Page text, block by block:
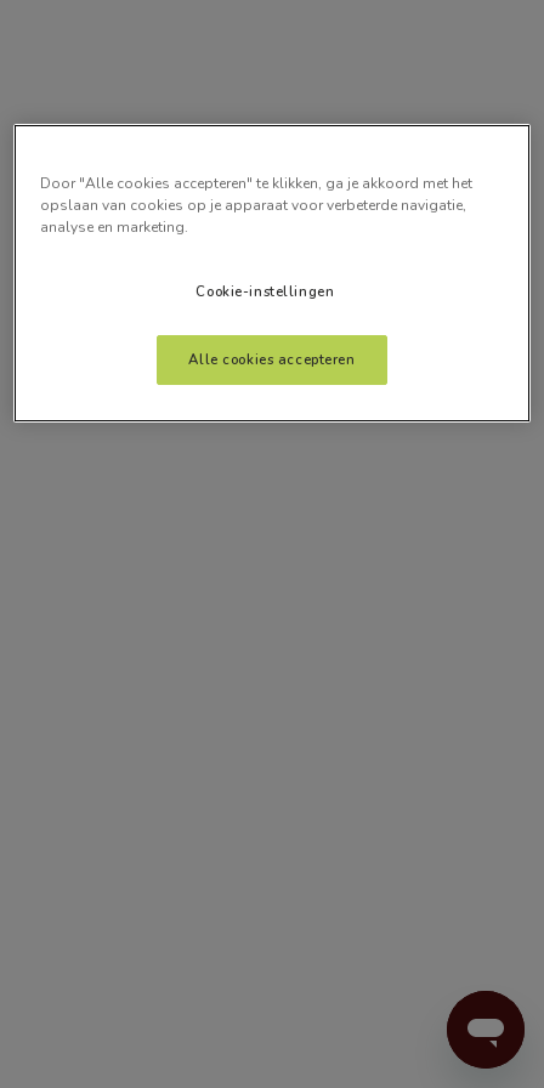
Door "Alle cookies accepteren" te klikken, ga je akkoord met het
opslaan van cookies op je apparaat voor verbeterde navigatie,
analyse en marketing.
Cookie-instellingen
Alle cookies accepteren